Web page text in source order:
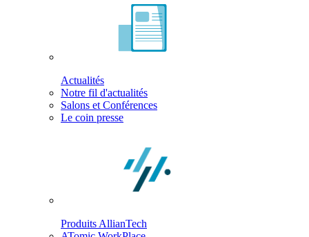
Actualités
Notre fil d'actualités
Salons et Conférences
Le coin presse
Produits AllianTech